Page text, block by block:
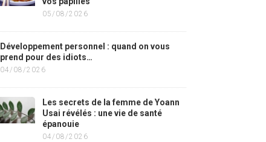
05/08/2026
Développement personnel : quand on vous
prend pour des idiots…
04/08/2026
Les secrets de la femme de Yoann
Usai révélés : une vie de santé
épanouie
04/08/2026